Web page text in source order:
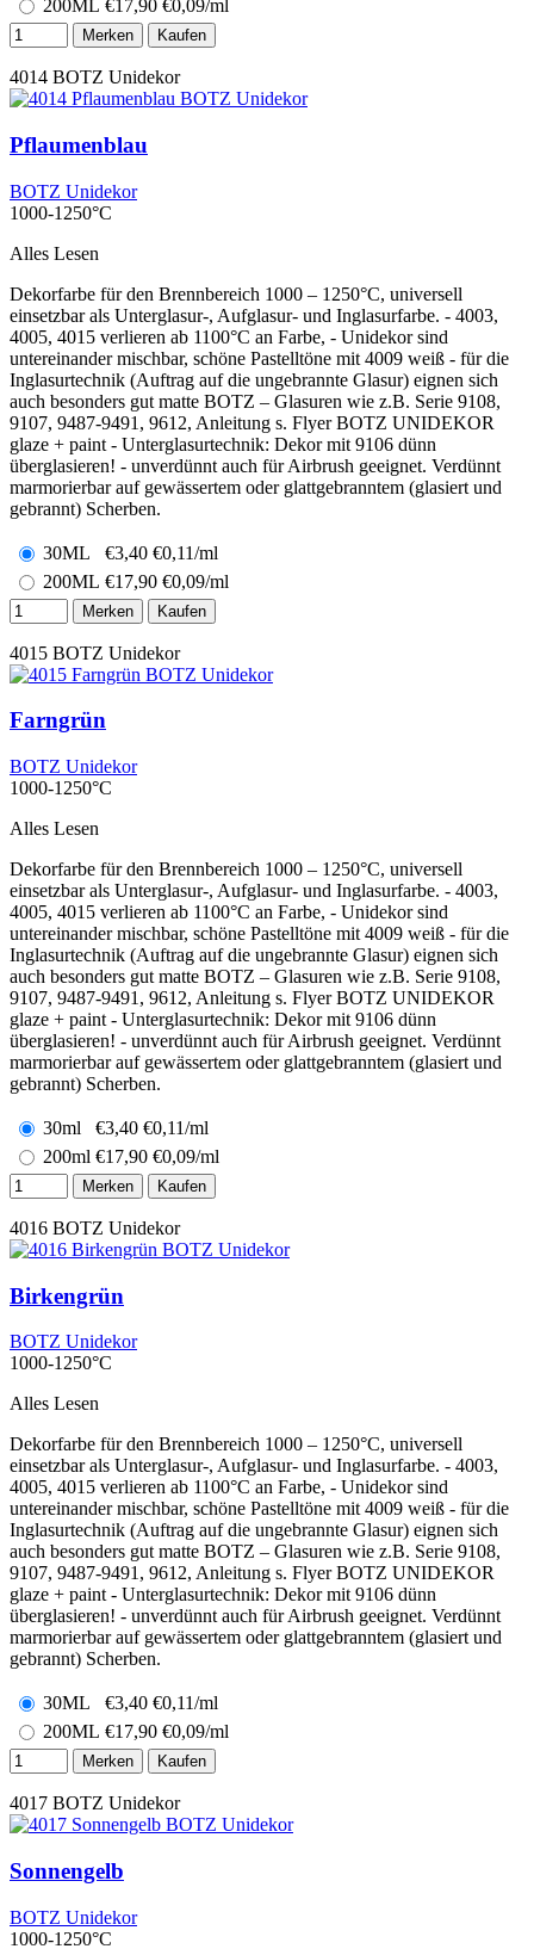
200ML €17,90 €0,09/ml
Merken Kaufen
4014 BOTZ Unidekor
Pflaumenblau
BOTZ Unidekor
1000-1250°C
Alles Lesen
Dekorfarbe für den Brennbereich 1000 – 1250°C, universell
einsetzbar als Unterglasur-, Aufglasur- und Inglasurfarbe. - 4003,
4005, 4015 verlieren ab 1100°C an Farbe, - Unidekor sind
untereinander mischbar, schöne Pastelltöne mit 4009 weiß - für die
Inglasurtechnik (Auftrag auf die ungebrannte Glasur) eignen sich
auch besonders gut matte BOTZ – Glasuren wie z.B. Serie 9108,
9107, 9487-9491, 9612, Anleitung s. Flyer BOTZ UNIDEKOR
glaze + paint - Unterglasurtechnik: Dekor mit 9106 dünn
überglasieren! - unverdünnt auch für Airbrush geeignet. Verdünnt
marmorierbar auf gewässertem oder glattgebranntem (glasiert und
gebrannt) Scherben.
30ML €3,40 €0,11/ml
200ML €17,90 €0,09/ml
Merken Kaufen
4015 BOTZ Unidekor
Farngrün
BOTZ Unidekor
1000-1250°C
Alles Lesen
Dekorfarbe für den Brennbereich 1000 – 1250°C, universell
einsetzbar als Unterglasur-, Aufglasur- und Inglasurfarbe. - 4003,
4005, 4015 verlieren ab 1100°C an Farbe, - Unidekor sind
untereinander mischbar, schöne Pastelltöne mit 4009 weiß - für die
Inglasurtechnik (Auftrag auf die ungebrannte Glasur) eignen sich
auch besonders gut matte BOTZ – Glasuren wie z.B. Serie 9108,
9107, 9487-9491, 9612, Anleitung s. Flyer BOTZ UNIDEKOR
glaze + paint - Unterglasurtechnik: Dekor mit 9106 dünn
überglasieren! - unverdünnt auch für Airbrush geeignet. Verdünnt
marmorierbar auf gewässertem oder glattgebranntem (glasiert und
gebrannt) Scherben.
30ml €3,40 €0,11/ml
200ml €17,90 €0,09/ml
Merken Kaufen
4016 BOTZ Unidekor
Birkengrün
BOTZ Unidekor
1000-1250°C
Alles Lesen
Dekorfarbe für den Brennbereich 1000 – 1250°C, universell
einsetzbar als Unterglasur-, Aufglasur- und Inglasurfarbe. - 4003,
4005, 4015 verlieren ab 1100°C an Farbe, - Unidekor sind
untereinander mischbar, schöne Pastelltöne mit 4009 weiß - für die
Inglasurtechnik (Auftrag auf die ungebrannte Glasur) eignen sich
auch besonders gut matte BOTZ – Glasuren wie z.B. Serie 9108,
9107, 9487-9491, 9612, Anleitung s. Flyer BOTZ UNIDEKOR
glaze + paint - Unterglasurtechnik: Dekor mit 9106 dünn
überglasieren! - unverdünnt auch für Airbrush geeignet. Verdünnt
marmorierbar auf gewässertem oder glattgebranntem (glasiert und
gebrannt) Scherben.
30ML €3,40 €0,11/ml
200ML €17,90 €0,09/ml
Merken Kaufen
4017 BOTZ Unidekor
Sonnengelb
BOTZ Unidekor
1000-1250°C